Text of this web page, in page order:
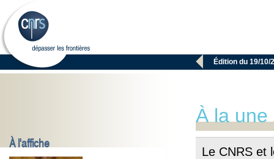
 Édition du 19/10/
À l'affiche
À la une
Le CNRS et